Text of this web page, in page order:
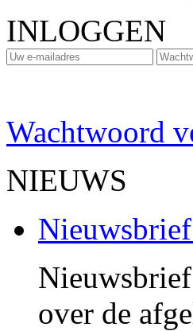
INLOGGEN
Wachtwoord
NIEUWS
over de